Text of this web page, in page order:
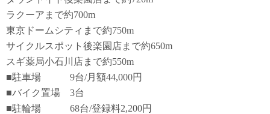
ラクーアまで約700m
東京ドームシティまで約750m
サイクルスポット後楽園店まで約650m
スギ薬局小石川店まで約550m
■駐車場 9台/月額44,000円
■バイク置場 3台
■駐輪場 68台/登録料2,200円